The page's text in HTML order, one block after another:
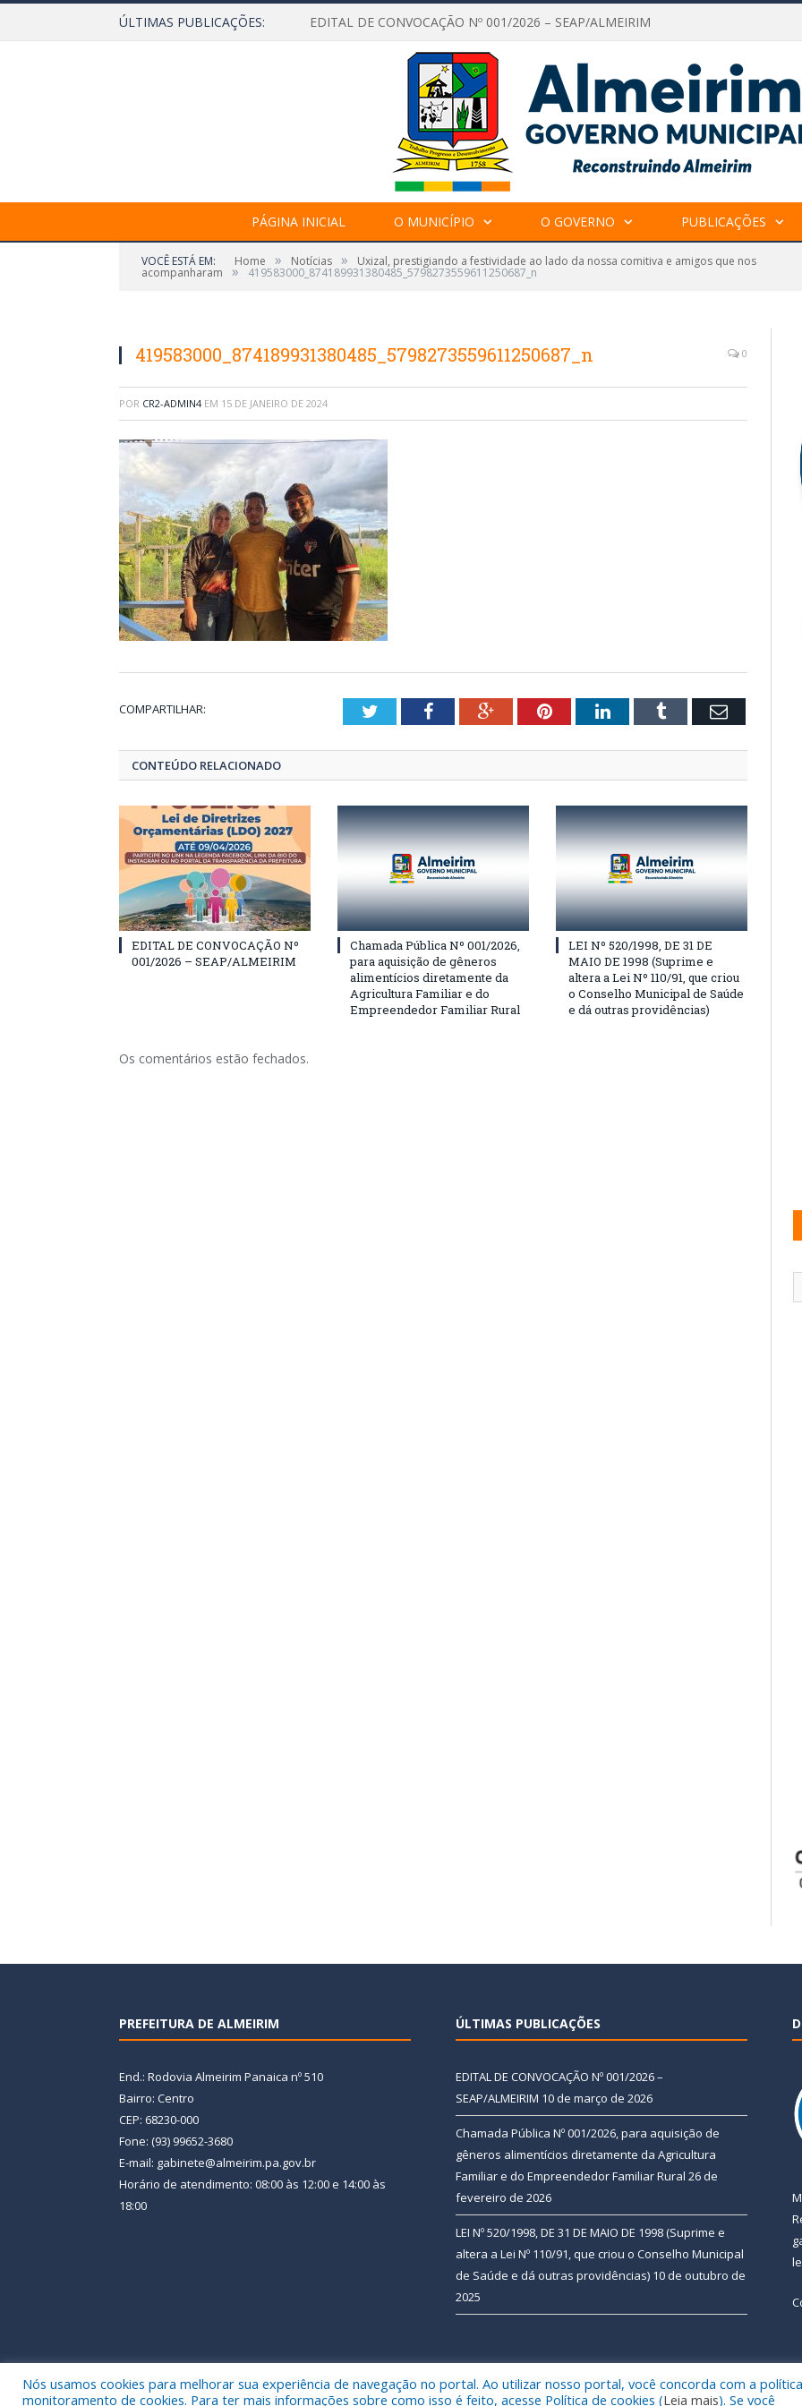
ÚLTIMAS PUBLICAÇÕES: EDITAL DE CONVOCAÇÃO Nº 001/2026 – SEAP/ALMEIRIM
PÁGINA INICIAL O MUNICÍPIO O GOVERNO PUBLICAÇÕES
VOCÊ ESTÁ EM: Home » Notícias » Uxizal, prestigiando a festividade ao lado da nossa comitiva e amigos que nos
acompanharam » 419583000_874189931380485_5798273559611250687_n
419583000_874189931380485_5798273559611250687_n 0
POR CR2-ADMIN4 EM 15 DE JANEIRO DE 2024
COMPARTILHAR: TwitterFacebookGoogle+PinterestLinkedInTumblr Email
CONTEÚDO RELACIONADO
EDITAL DE CONVOCAÇÃO Nº
001/2026 – SEAP/ALMEIRIM
Chamada Pública Nº 001/2026,
para aquisição de gêneros
alimentícios diretamente da
Agricultura Familiar e do
Empreendedor Familiar Rural
LEI Nº 520/1998, DE 31 DE
MAIO DE 1998 (Suprime e
altera a Lei Nº 110/91, que criou
o Conselho Municipal de Saúde
e dá outras providências)
Os comentários estão fechados.
PREFEITURA DE ALMEIRIM
End.: Rodovia Almeirim Panaica nº 510
Bairro: Centro
CEP: 68230-000
Fone: (93) 99652-3680
E-mail: gabinete@almeirim.pa.gov.br
Horário de atendimento: 08:00 às 12:00 e 14:00 às
18:00
ÚLTIMAS PUBLICAÇÕES
EDITAL DE CONVOCAÇÃO Nº 001/2026 –
SEAP/ALMEIRIM 10 de março de 2026
Chamada Pública Nº 001/2026, para aquisição de
gêneros alimentícios diretamente da Agricultura
Familiar e do Empreendedor Familiar Rural 26 de
fevereiro de 2026
LEI Nº 520/1998, DE 31 DE MAIO DE 1998 (Suprime e
altera a Lei Nº 110/91, que criou o Conselho Municipal
de Saúde e dá outras providências) 10 de outubro de
2025
Todos os direitos reservados a Prefeitura Municipal de Almeirim. Mapa do Site
Nós usamos cookies para melhorar sua experiência de navegação no portal. Ao utilizar nosso portal, você concorda com a
monitoramento de cookies. Para ter mais informações sobre como isso é feito, acesse Política de cookies (Leia mais). Se você